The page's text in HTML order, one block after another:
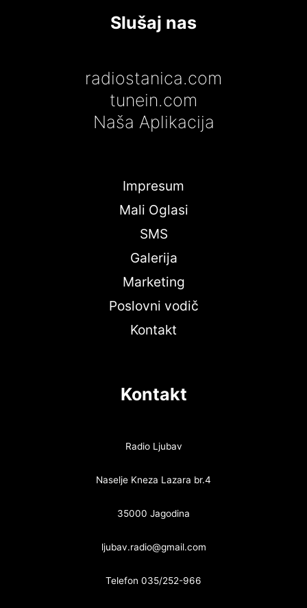
Slušaj nas
radiostanica.com
tunein.com
Naša Aplikacija
Impresum
Mali Oglasi
SMS
Galerija
Marketing
Poslovni vodič
Kontakt
Kontakt
Radio Ljubav
Naselje Kneza Lazara br.4
35000 Jagodina
ljubav.radio@gmail.com
Telefon 035/252-966